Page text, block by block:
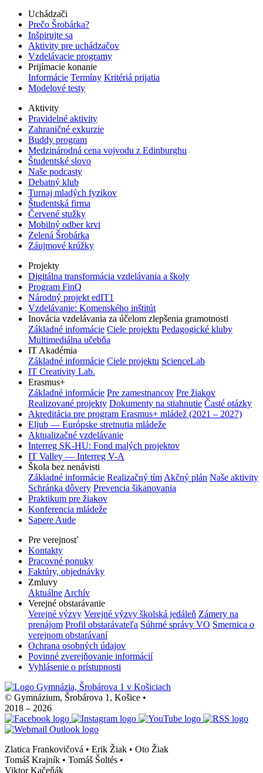
Uchádzači
Prečo Šrobárka?
Inšpirujte sa
Aktivity pre uchádzačov
Vzdelávacie programy
Prijímacie konanie
Informácie Termíny Kritériá prijatia
Modelové testy
Aktivity
Pravidelné aktivity
Zahraničné exkurzie
Buddy program
Medzinárodná cena vojvodu z Edinburghu
Študentské slovo
Naše podcasty
Debatný klub
Turnaj mladých fyzikov
Študentská firma
Červené stužky
Mobilný odber krvi
Zelená Šrobárka
Záujmové krúžky
Projekty
Digitálna transformácia vzdelávania a školy
Program FinQ
Národný projekt edIT1
Vzdelávanie: Komenského inštitút
Inovácia vzdelávania za účelom zlepšenia gramotnosti
Základné informácie Ciele projektu Pedagogické kluby
Multimediálna učebňa
IT Akadémia
Základné informácie Ciele projektu ScienceLab
IT Creativity Lab.
Erasmus+
Základné informácie Pre zamestnancov Pre žiakov
Realizované projekty Dokumenty na stiahnutie Časté otázky
Akreditácia pre program Erasmus+ mládež (2021 – 2027)
Eljub — Európske stretnutia mládeže
Aktualizačné vzdelávanie
Interreg SK-HU: Fond malých projektov
IT Valley — Interreg V-A
Škola bez nenávisti
Základné informácie Realizačný tím Akčný plán Naše aktivity
Schránka dôvery Prevencia šikanovania
Praktikum pre žiakov
Konferencia mládeže
Sapere Aude
Pre verejnosť
Kontakty
Pracovné ponuky
Faktúry, objednávky
Zmluvy
Aktuálne Archív
Verejné obstarávanie
Verejné výzvy Verejné výzvy školská jedáleň Zámery na
prenájom Profil obstarávateľa Súhrné správy VO Smernica o
verejnom obstarávaní
Ochrana osobných údajov
Povinné zverejňovanie informácií
Vyhlásenie o prístupnosti
© Gymnázium, Šrobárova 1, Košice •
2018 – 2026
Zlatica Frankovičová • Erik Žiak • Oto Žiak
Tomáš Krajník • Tomáš Šoltés •
Viktor Kačeňák